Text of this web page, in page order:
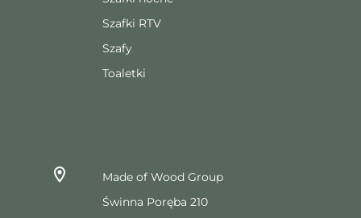
Szafki RTV
Szafy
Toaletki
Made of Wood Group
Świnna Poręba 210